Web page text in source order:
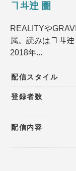
ヿ𠥼迚 圕
REALITYや
属。読みはヿ𠥼
2018年...
配信スタイル
登録者数
配信内容